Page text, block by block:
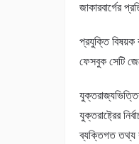
জাকারবার্গের
প্রযুক্তি বিষয়ক
ফেসবুক সেটি
যুক্তরাষ্ট্রের
ব্যক্তিগত তথ্য